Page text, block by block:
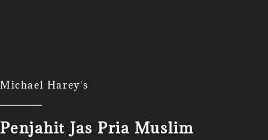
Michael Harey's
Penjahit Jas Pria Muslim